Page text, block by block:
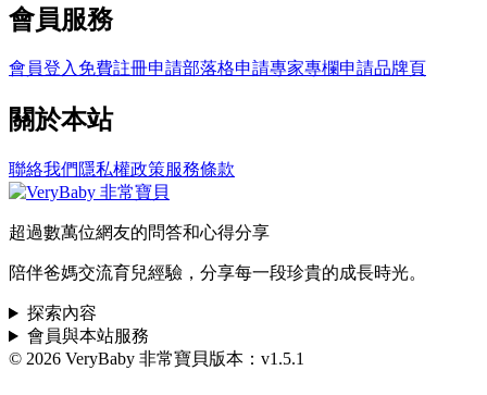
會員服務
會員登入免費註冊申請部落格申請專家專欄申請品牌頁
關於本站
聯絡我們 隱私權政策服務條款
超過數萬位網友的問答和心得分享
陪伴爸媽交流育兒經驗，分享每一段珍貴的成長時光。
探索內容
會員與本站服務
© 2026 VeryBaby 非常寶貝版本：v1.5.1